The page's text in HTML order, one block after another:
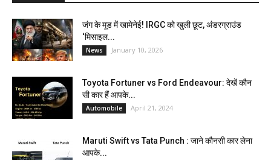
जंग के मूड में खामेनेई! IRGC को खुली छूट, अंडरग्राउंड
‘मिसाइल...
News January 10, 2026
Toyota Fortuner vs Ford Endeavour: देखें कौन
सी कार हैं आपके...
Automobile April 21, 2024
Maruti Swift vs Tata Punch : जाने कौनसी कार लेना
आपके...